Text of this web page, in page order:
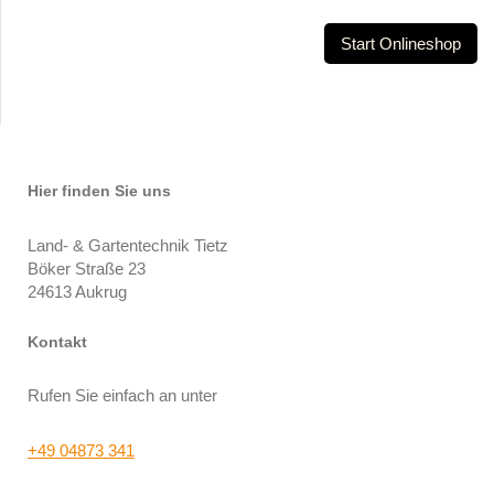
Start Onlineshop
Hier finden Sie uns
Land- & Gartentechnik Tietz
Böker Straße 23
24613Aukrug
Kontakt
Rufen Sie einfach an unter
+49 04873 341